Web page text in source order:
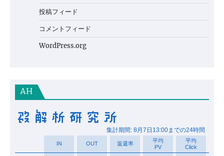
投稿フィード
コメントフィード
WordPress.org
AH